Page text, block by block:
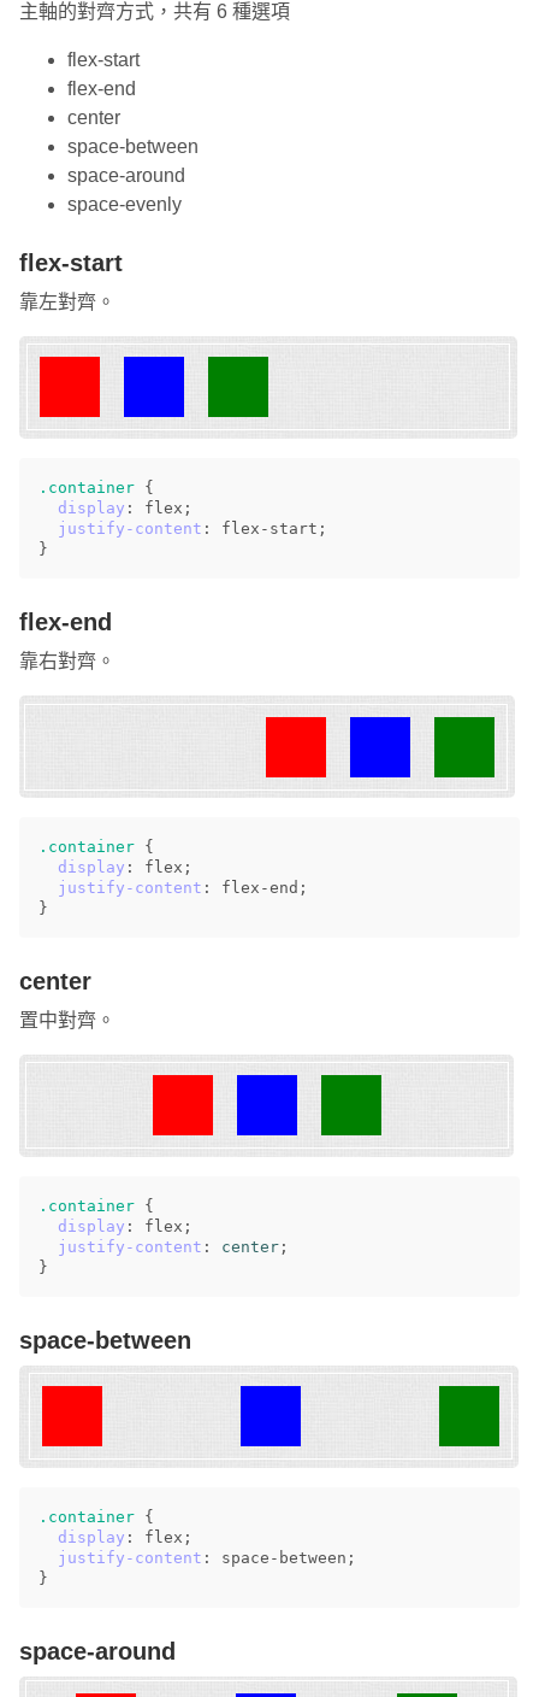
主軸的對齊方式，共有 6 種選項
flex-start
flex-end
center
space-between
space-around
space-evenly
flex-start
靠左對齊。
.container {
display : flex ;
justify-content : flex-start ;
}
flex-end
靠右對齊。
.container {
display : flex ;
justify-content : flex-end ;
}
center
置中對齊。
.container {
display : flex ;
justify-content : center ;
}
space-between
.container {
display : flex ;
justify-content : space-between ;
}
space-around